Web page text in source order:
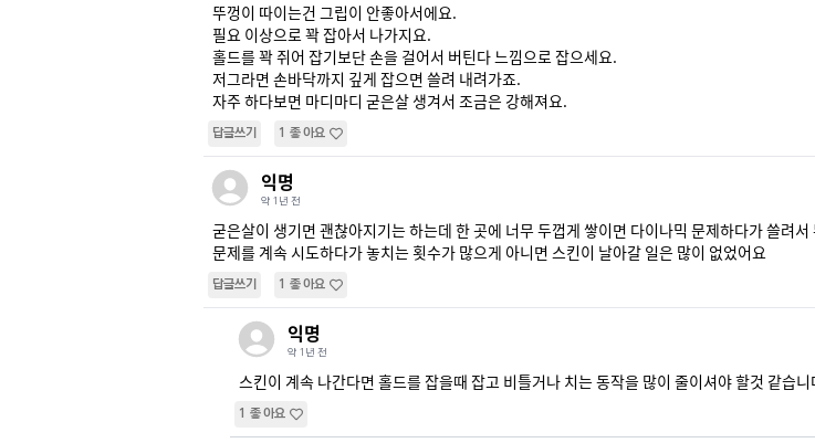
뚜껑이 따이는건 그립이 안좋아서에요.
필요 이상으로 꽉 잡아서 나가지요.
홀드를 꽉 쥐어 잡기보단 손을 걸어서 버틴다 느낌으로 잡으세요.
저그라면 손바닥까지 깊게 잡으면 쓸려 내려가죠.
자주 하다보면 마디마디 굳은살 생겨서 조금은 강해져요.
답글쓰기 1 좋아요
익명
약 1년 전
굳은살이 생기면 괜찮아지기는 하는데 한 곳에 너무 두껍게 쌓이면 다이나믹 문제하다가 쓸려
문제를 계속 시도하다가 놓치는 횟수가 많으게 아니면 스킨이 날아갈 일은 많이 없었어요
답글쓰기 1 좋아요
익명
약 1년 전
스킨이 계속 나간다면 홀드를 잡을때 잡고 비틀거나 치는 동작을 많이 줄이셔야 할것 같습
1 좋아요